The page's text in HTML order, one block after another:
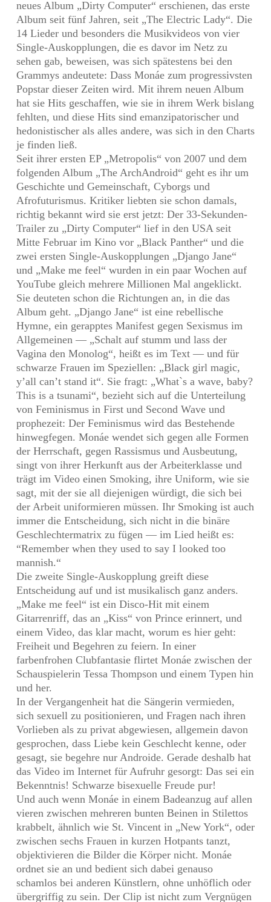
neues Album „Dirty Computer“ erschienen, das erste
Album seit fünf Jahren, seit „The Electric Lady“. Die
14 Lieder und besonders die Musikvideos von vier
Single-Auskopplungen, die es davor im Netz zu
sehen gab, beweisen, was sich spätestens bei den
Grammys andeutete: Dass Monáe zum progressivsten
Popstar dieser Zeiten wird. Mit ihrem neuen Album
hat sie Hits geschaffen, wie sie in ihrem Werk bislang
fehlten, und diese Hits sind emanzipatorischer und
hedonistischer als alles andere, was sich in den Charts
je finden ließ.
Seit ihrer ersten EP „Metropolis“ von 2007 und dem
folgenden Album „The ArchAndroid“ geht es ihr um
Geschichte und Gemeinschaft, Cyborgs und
Afrofuturismus. Kritiker liebten sie schon damals,
richtig bekannt wird sie erst jetzt: Der 33-Sekunden-
Trailer zu „Dirty Computer“ lief in den USA seit
Mitte Februar im Kino vor „Black Panther“ und die
zwei ersten Single-Auskopplungen „Django Jane“
und „Make me feel“ wurden in ein paar Wochen auf
YouTube gleich mehrere Millionen Mal angeklickt.
Sie deuteten schon die Richtungen an, in die das
Album geht. „Django Jane“ ist eine rebellische
Hymne, ein gerapptes Manifest gegen Sexismus im
Allgemeinen — „Schalt auf stumm und lass der
Vagina den Monolog“, heißt es im Text — und für
schwarze Frauen im Speziellen: „Black girl magic,
y’all can’t stand it“. Sie fragt: „What`s a wave, baby?
This is a tsunami“, bezieht sich auf die Unterteilung
von Feminismus in First und Second Wave und
prophezeit: Der Feminismus wird das Bestehende
hinwegfegen. Monáe wendet sich gegen alle Formen
der Herrschaft, gegen Rassismus und Ausbeutung,
singt von ihrer Herkunft aus der Arbeiterklasse und
trägt im Video einen Smoking, ihre Uniform, wie sie
sagt, mit der sie all diejenigen würdigt, die sich bei
der Arbeit uniformieren müssen. Ihr Smoking ist auch
immer die Entscheidung, sich nicht in die binäre
Geschlechtermatrix zu fügen — im Lied heißt es:
“Remember when they used to say I looked too
mannish.“
Die zweite Single-Auskopplung greift diese
Entscheidung auf und ist musikalisch ganz anders.
„Make me feel“ ist ein Disco-Hit mit einem
Gitarrenriff, das an „Kiss“ von Prince erinnert, und
einem Video, das klar macht, worum es hier geht:
Freiheit und Begehren zu feiern. In einer
farbenfrohen Clubfantasie flirtet Monáe zwischen der
Schauspielerin Tessa Thompson und einem Typen hin
und her.
In der Vergangenheit hat die Sängerin vermieden,
sich sexuell zu positionieren, und Fragen nach ihren
Vorlieben als zu privat abgewiesen, allgemein davon
gesprochen, dass Liebe kein Geschlecht kenne, oder
gesagt, sie begehre nur Androide. Gerade deshalb hat
das Video im Internet für Aufruhr gesorgt: Das sei ein
Bekenntnis! Schwarze bisexuelle Freude pur!
Und auch wenn Monáe in einem Badeanzug auf allen
vieren zwischen mehreren bunten Beinen in Stilettos
krabbelt, ähnlich wie St. Vincent in „New York“, oder
zwischen sechs Frauen in kurzen Hotpants tanzt,
objektivieren die Bilder die Körper nicht. Monáe
ordnet sie an und bedient sich dabei genauso
schamlos bei anderen Künstlern, ohne unhöflich oder
übergriffig zu sein. Der Clip ist nicht zum Vergnügen